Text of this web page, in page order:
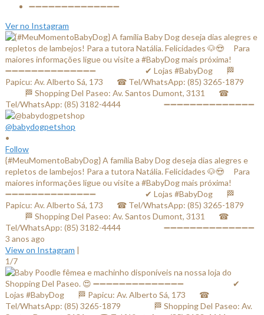
Ver no Instagram
@babydogpetshop
•
Follow
{#MeuMomentoBabyDog} A família Baby Dog deseja dias alegres e
repletos de lambejos! Para a tutora Natália. Felicidades 🐶😍 ⠀ Para
maiores informações ligue ou visite a #BabyDog mais próxima! ⠀
➖➖➖➖➖➖➖➖➖➖➖➖➖➖ ⠀⠀⠀⠀⠀⠀⠀⠀✔ Lojas #BabyDog⠀⠀ 🏁
Papicu: Av. Alberto Sá, 173⠀⠀ ☎ Tel/WhatsApp: (85) 3265-1879⠀⠀
⠀⠀⠀ 🏁 Shopping Del Paseo: Av. Santos Dumont, 3131⠀⠀ ☎
Tel/WhatsApp: (85) 3182-4444⠀⠀⠀⠀⠀⠀⠀ ➖➖➖➖➖➖➖➖➖➖➖➖➖➖
3 anos ago
View on Instagram |
1/7